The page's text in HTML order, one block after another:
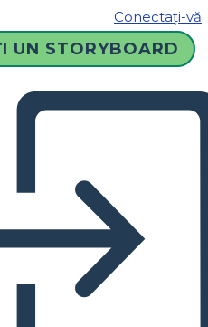
Conectați-vă
UN STORYBOARD